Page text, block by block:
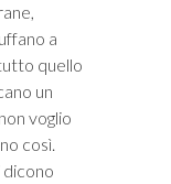
a
quello
un
voglio
così.
dicono